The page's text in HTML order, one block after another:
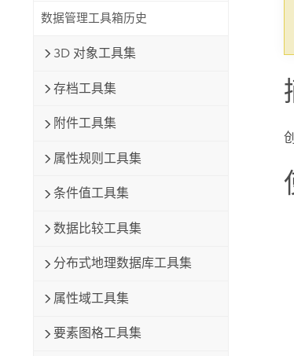
数据管理工具箱历史
3D 对象工具集
存档工具集
附件工具集
属性规则工具集
条件值工具集
数据比较工具集
分布式地理数据库工具集
属性域工具集
要素图格工具集